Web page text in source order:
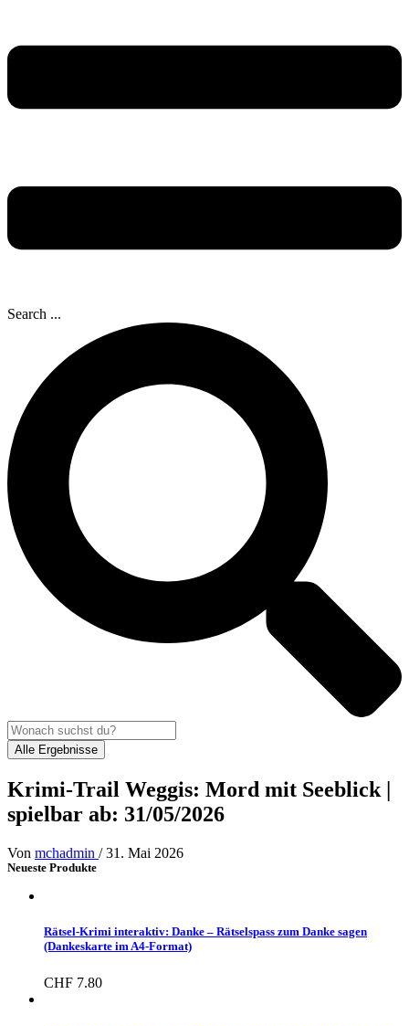
Search ...
Alle Ergebnisse
Krimi-Trail Weggis: Mord mit Seeblick |
spielbar ab: 31/05/2026
Von mchadmin /31. Mai 2026
Neueste Produkte
Rätsel-Krimi interaktiv: Danke – Rätselspass zum Danke sagen
(Dankeskarte im A4-Format)
CHF 7.80